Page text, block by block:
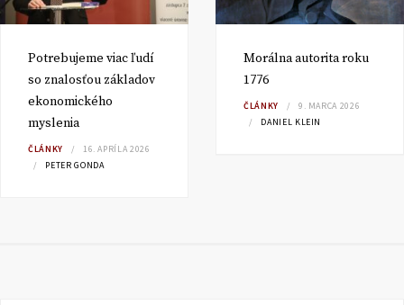
Potrebujeme viac ľudí
so znalosťou základov
ekonomického
myslenia
ČLÁNKY
16. APRÍLA 2026
PETER GONDA
Morálna autorita roku
1776
ČLÁNKY
9. MARCA 2026
DANIEL KLEIN